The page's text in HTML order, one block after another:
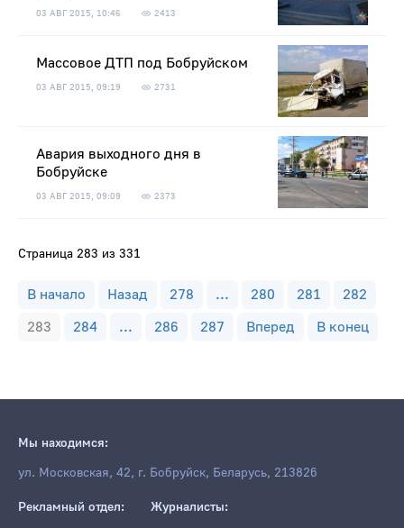
03 АВГ 2015, 10:46 2413
Массовое ДТП под Бобруйском
03 АВГ 2015, 09:19 2731
Авария выходного дня в
Бобруйске
03 АВГ 2015, 09:09 2373
Страница 283 из 331
В начало Назад 278 ... 280 281
282
283
284 ... 286 287 Вперед В конец
Мы находимся:
ул. Московская, 42, г. Бобруйск, Беларусь, 213826
Рекламный отдел: Журналисты: